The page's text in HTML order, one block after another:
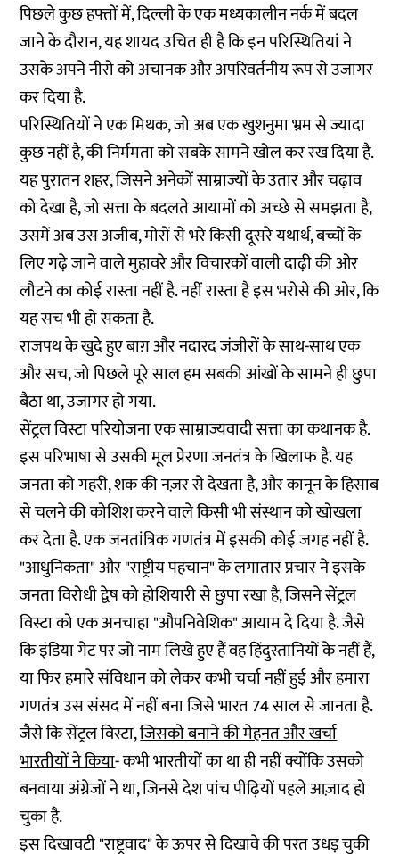
पिछले कुछ हफ्तों में, दिल्ली के एक मध्यकालीन नर्क में बदल
जाने के दौरान, यह शायद उचित ही है कि इन परिस्थितियां ने
उसके अपने नीरो को अचानक और अपरिवर्तनीय रूप से उजागर
कर दिया है.
परिस्थितियों ने एक मिथक, जो अब एक खुशनुमा भ्रम से ज्यादा
कुछ नहीं है, की निर्ममता को सबके सामने खोल कर रख दिया है.
यह पुरातन शहर, जिसने अनेकों साम्राज्यों के उतार और चढ़ाव
को देखा है, जो सत्ता के बदलते आयामों को अच्छे से समझता है,
उसमें अब उस अजीब, मोरों से भरे किसी दूसरे यथार्थ, बच्चों के
लिए गढ़े जाने वाले मुहावरे और विचारकों वाली दाढ़ी की ओर
लौटने का कोई रास्ता नहीं है. नहीं रास्ता है इस भरोसे की ओर, कि
यह सच भी हो सकता है.
राजपथ के खुदे हुए बाग़ और नदारद जंजीरों के साथ-साथ एक
और सच, जो पिछले पूरे साल हम सबकी आंखों के सामने ही छुपा
बैठा था, उजागर हो गया.
सेंट्रल विस्टा परियोजना एक साम्राज्यवादी सत्ता का कथानक है.
इस परिभाषा से उसकी मूल प्रेरणा जनतंत्र के खिलाफ है. यह
जनता को गहरी, शक की नज़र से देखता है, और कानून के हिसाब
से चलने की कोशिश करने वाले किसी भी संस्थान को खोखला
कर देता है. एक जनतांत्रिक गणतंत्र में इसकी कोई जगह नहीं है.
"आधुनिकता" और "राष्ट्रीय पहचान" के लगातार प्रचार ने इसके
जनता विरोधी द्वेष को होशियारी से छुपा रखा है, जिसने सेंट्रल
विस्टा को एक अनचाहा "औपनिवेशिक" आयाम दे दिया है. जैसे
कि इंडिया गेट पर जो नाम लिखे हुए हैं वह हिंदुस्तानियों के नहीं हैं,
या फिर हमारे संविधान को लेकर कभी चर्चा नहीं हुई और हमारा
गणतंत्र उस संसद में नहीं बना जिसे भारत 74 साल से जानता है.
जैसे कि सेंट्रल विस्टा,जिसको बनाने की मेहनत और खर्चा
भारतीयों ने किया- कभी भारतीयों का था ही नहीं क्योंकि उसको
बनवाया अंग्रेजों ने था, जिनसे देश पांच पीढ़ियों पहले आज़ाद हो
चुका है.
इस दिखावटी "राष्ट्रवाद" के ऊपर से दिखावे की परत उधड़ चुकी